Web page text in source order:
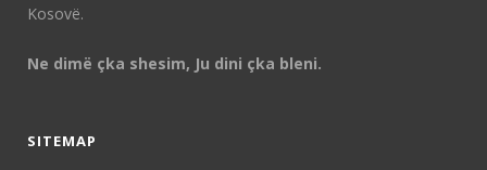
Kosovë.
Ne dimë çka shesim, Ju dini çka bleni.
SITEMAP